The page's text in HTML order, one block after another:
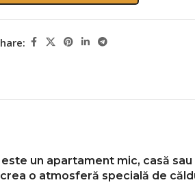
un apartament mic, casă sau
o atmosferă specială de